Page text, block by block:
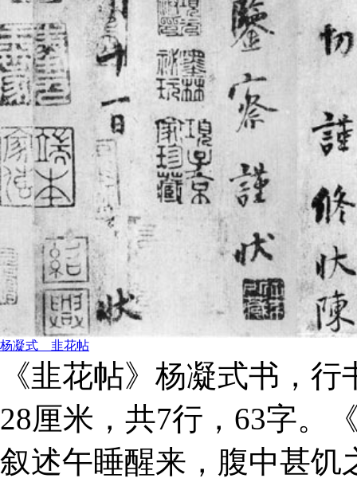
杨凝式 韭花帖
《韭花帖》杨凝式书，
28厘米，共7行，63字。
叙述午睡醒来，腹中甚饥